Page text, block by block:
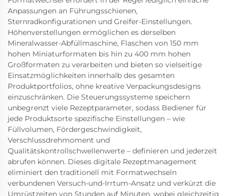
Anpassungen an Führungsschienen,
Sternradkonfigurationen und Greifer-Einstellungen.
Höhenverstellungen ermöglichen es derselben
Mineralwasser-Abfüllmaschine, Flaschen von 150 mm
hohen Miniaturformaten bis hin zu 400 mm hohen
Großformaten zu verarbeiten und bieten so vielseitige
Einsatzmöglichkeiten innerhalb des gesamten
Produktportfolios, ohne kreative Verpackungsdesigns
einzuschränken. Die Steuerungssysteme speichern
unbegrenzt viele Rezeptparameter, sodass Bediener für
jede Produktsorte spezifische Einstellungen – wie
Füllvolumen, Fördergeschwindigkeit,
Verschlussdrehmoment und
Qualitätskontrollschwellenwerte – definieren und jederzeit
abrufen können. Dieses digitale Rezeptmanagement
eliminiert den traditionell mit Formatwechseln
verbundenen Versuch-und-Irrtum-Ansatz und verkürzt die
Umrüstzeiten von Stunden auf Minuten, wobei gleichzeitig